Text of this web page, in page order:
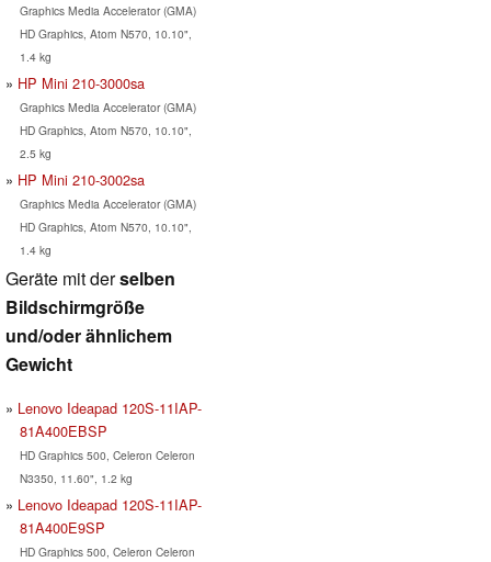
Graphics Media Accelerator (GMA)
HD Graphics, Atom N570, 10.10",
1.4 kg
HP Mini 210-3000sa
Graphics Media Accelerator (GMA)
HD Graphics, Atom N570, 10.10",
2.5 kg
HP Mini 210-3002sa
Graphics Media Accelerator (GMA)
HD Graphics, Atom N570, 10.10",
1.4 kg
Geräte mit derselben
Bildschirmgröße
und/oder ähnlichem
Gewicht
Lenovo Ideapad 120S-11IAP-
81A400EBSP
HD Graphics 500, Celeron Celeron
N3350, 11.60", 1.2 kg
Lenovo Ideapad 120S-11IAP-
81A400E9SP
HD Graphics 500, Celeron Celeron